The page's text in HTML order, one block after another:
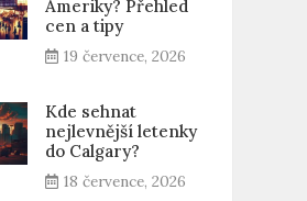
Ameriky? Přehled
cen a tipy
19 července, 2026
Kde sehnat
nejlevnější letenky
do Calgary?
18 července, 2026